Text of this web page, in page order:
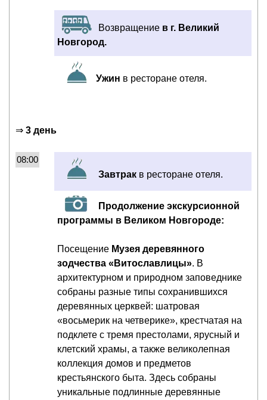
Возвращение в г. Великий
Новгород.
Ужин в ресторане отеля.
⇒ 3 день
08:00
Завтрак в ресторане отеля.
Продолжение экскурсионной
программы в Великом Новгороде:
Посещение Музея деревянного
зодчества «Витославлицы». В
архитектурном и природном заповеднике
собраны разные типы сохранившихся
деревянных церквей: шатровая
«восьмерик на четверике», крестчатая на
подклете с тремя престолами, ярусный и
клетский храмы, а также великолепная
коллекция домов и предметов
крестьянского быта. Здесь собраны
уникальные подлинные деревянные